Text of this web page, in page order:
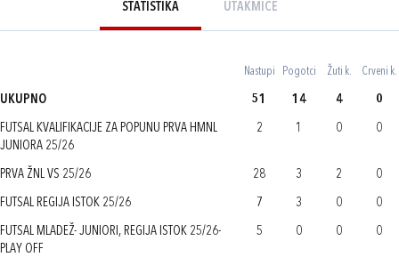
STATISTIKA UTAKMICE
Nastupi Pogotci Žuti k. Crveni k.
UKUPNO 51 14 4 0
FUTSAL KVALIFIKACIJE ZA POPUNU PRVA HMNL
JUNIORA 25/26
2 1 0 0
PRVA ŽNL VS 25/26 28 3 2 0
FUTSAL REGIJA ISTOK 25/26 7 3 0 0
FUTSAL MLADEŽ- JUNIORI, REGIJA ISTOK 25/26-
PLAY OFF
5 0 0 0